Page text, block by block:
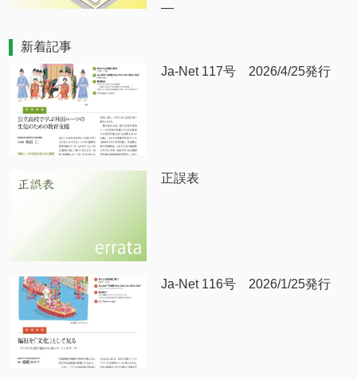
―
新着記事
Ja-Net 117号 2026/4/25発行
正誤表
Ja-Net 116号 2026/1/25発行